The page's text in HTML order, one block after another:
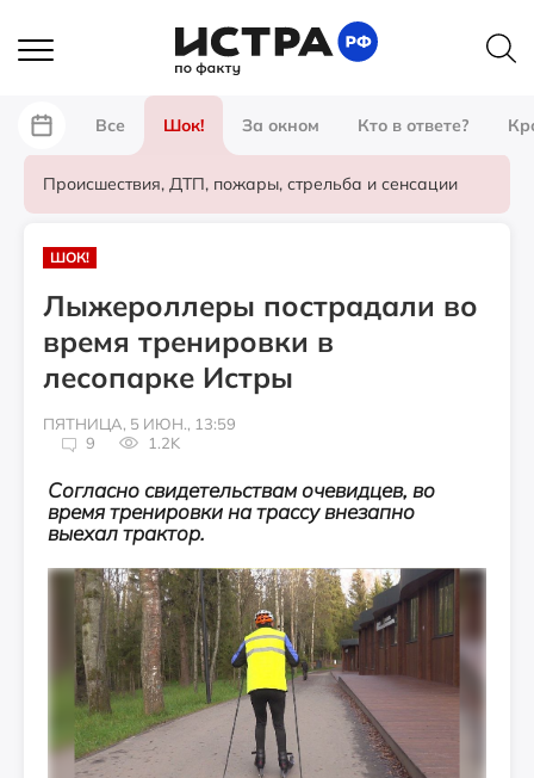
Все Шок! За окном Кто в ответе?
Происшествия, ДТП, пожары, стрельба и сенсации
ШОК!
Лыжероллеры пострадали во
время тренировки в
лесопарке Истры
ПЯТНИЦА, 5 ИЮН., 13:59
9
1.2K
Согласно свидетельствам очевидцев, во
время тренировки на трассу внезапно
выехал трактор.